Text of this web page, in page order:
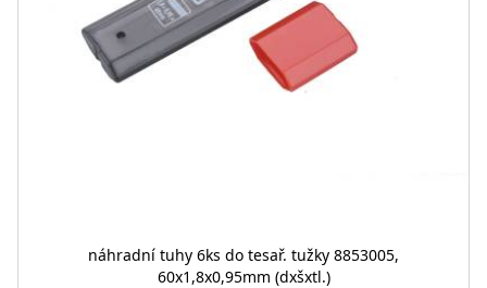
náhradní tuhy 6ks do tesař. tužky 8853005,
60x1,8x0,95mm (dxšxtl.)